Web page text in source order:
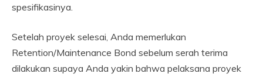
spesifikasinya.
Setelah proyek selesai, Anda memerlukan
Retention/Maintenance Bond sebelum serah terima
dilakukan supaya Anda yakin bahwa pelaksana proyek